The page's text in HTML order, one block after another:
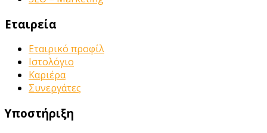
Εταιρεία
Εταιρικό προφίλ
Ιστολόγιο
Καριέρα
Συνεργάτες
Υποστήριξη